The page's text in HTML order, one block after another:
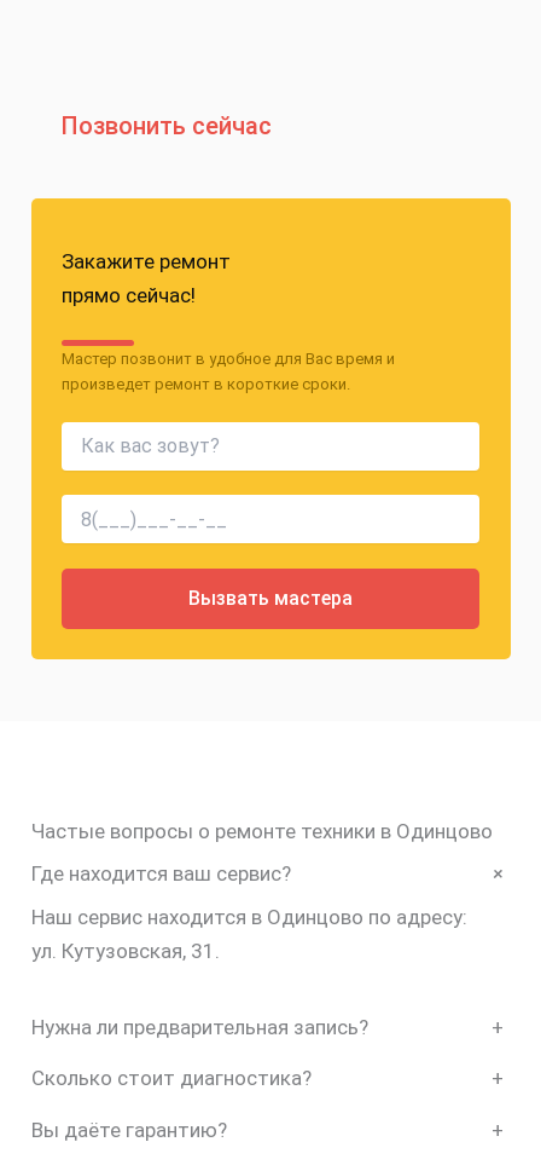
Позвонить сейчас
Закажите ремонт
прямо сейчас!
Мастер позвонит в удобное для Вас время и
произведет ремонт в короткие сроки.
Частые вопросы о ремонте техники в Одинцово
Где находится ваш сервис?
+
Наш сервис находится в Одинцово по адресу:
ул. Кутузовская, 31.
Нужна ли предварительная запись? +
Сколько стоит диагностика? +
Вы даёте гарантию? +